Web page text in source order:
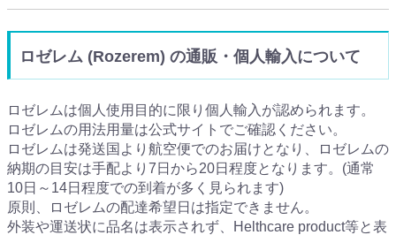
ロゼレム (Rozerem) の通販・個人輸入について
ロゼレムは個人使用目的に限り個人輸入が認められます。
ロゼレムの用法用量は公式サイトでご確認ください。
ロゼレムは発送国より航空便でのお届けとなり、ロゼレムの
納期の目安は手配より7日から20日程度となります。(通常
10日～14日程度での到着が多く見られます)
原則、ロゼレムの配達希望日は指定できません。
外装や運送状に品名は表示されず、Helthcare product等と表